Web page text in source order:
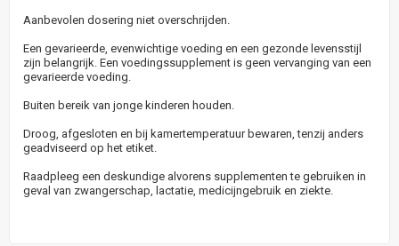
Aanbevolen dosering niet overschrijden.
Een gevarieerde, evenwichtige voeding en een gezonde levensstijl
zijn belangrijk. Een voedingssupplement is geen vervanging van een
gevarieerde voeding.
Buiten bereik van jonge kinderen houden.
Droog, afgesloten en bij kamertemperatuur bewaren, tenzij anders
geadviseerd op het etiket.
Raadpleeg een deskundige alvorens supplementen te gebruiken in
geval van zwangerschap, lactatie, medicijngebruik en ziekte.